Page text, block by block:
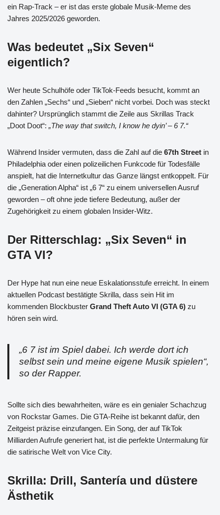
ein Rap-Track – er ist das erste globale Musik-Meme des
Jahres 2025/2026 geworden.
Was bedeutet „Six Seven“
eigentlich?
Wer heute Schulhöfe oder TikTok-Feeds besucht, kommt an
den Zahlen „Sechs“ und „Sieben“ nicht vorbei. Doch was steckt
dahinter? Ursprünglich stammt die Zeile aus Skrillas Track
„Doot Doot“: „The way that switch, I know he dyin’ – 6 7.“
Während Insider vermuten, dass die Zahl auf die 67th Street in
Philadelphia oder einen polizeilichen Funkcode für Todesfälle
anspielt, hat die Internetkultur das Ganze längst entkoppelt. Für
die „Generation Alpha“ ist „6 7“ zu einem universellen Ausruf
geworden – oft ohne jede tiefere Bedeutung, außer der
Zugehörigkeit zu einem globalen Insider-Witz.
Der Ritterschlag: „Six Seven“ in
GTA VI?
Der Hype hat nun eine neue Eskalationsstufe erreicht. In einem
aktuellen Podcast bestätigte Skrilla, dass sein Hit im
kommenden Blockbuster Grand Theft Auto VI (GTA 6) zu
hören sein wird.
„6 7 ist im Spiel dabei. Ich werde dort ich
selbst sein und meine eigene Musik spielen“,
so der Rapper.
Sollte sich dies bewahrheiten, wäre es ein genialer Schachzug
von Rockstar Games. Die GTA-Reihe ist bekannt dafür, den
Zeitgeist präzise einzufangen. Ein Song, der auf TikTok
Milliarden Aufrufe generiert hat, ist die perfekte Untermalung für
die satirische Welt von Vice City.
Skrilla: Drill, Santería und düstere
Ästhetik